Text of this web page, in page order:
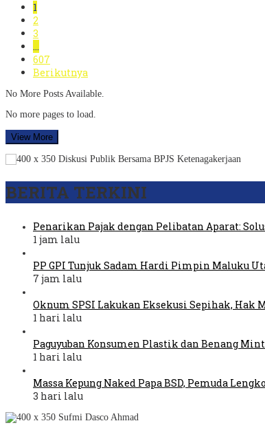
1
2
3
…
607
Berikutnya
No More Posts Available.
No more pages to load.
View More
BERITA TERKINI
Penarikan Pajak dengan Pelibatan Aparat:
1 jam lalu
PP GPI Tunjuk Sadam Hardi Pimpin Maluku
7 jam lalu
Oknum SPSI Lakukan Eksekusi Sepihak, Hak
1 hari lalu
Paguyuban Konsumen Plastik dan Benang
1 hari lalu
Massa Kepung Naked Papa BSD, Pemuda
3 hari lalu